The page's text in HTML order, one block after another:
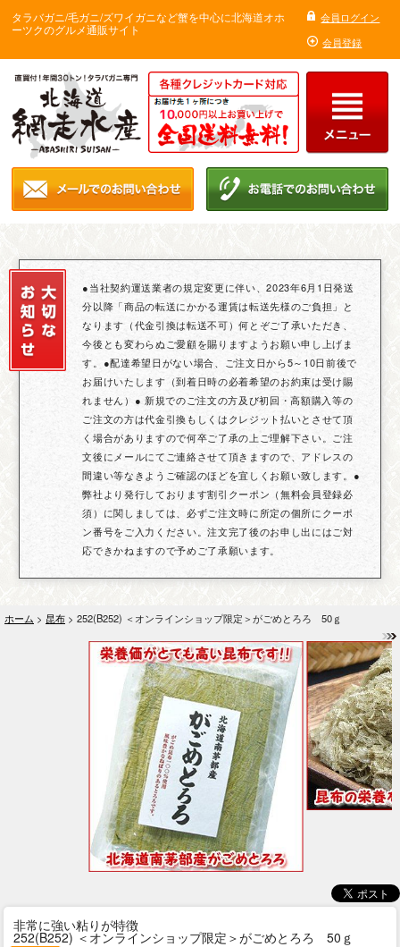
タラバガニ/毛ガニ/ズワイガニなど蟹を中心に北海道オホ
ーツクのグルメ通販サイト
会員ログイン
会員登録
●当社契約運送業者の規定変更に伴い、2023年6月1日発送
分以降「商品の転送にかかる運賃は転送先様のご負担」と
なります（代金引換は転送不可）何とぞご了承いただき、
今後とも変わらぬご愛顧を賜りますようお願い申し上げま
す。●配達希望日がない場合、ご注文日から5～10日前後で
お届けいたします（到着日時の必着希望のお約束は受け賜
れません）● 新規でのご注文の方及び初回・高額購入等の
ご注文の方は代金引換もしくはクレジット払いとさせて頂
く場合がありますので何卒ご了承の上ご理解下さい。ご注
文後にメールにてご連絡させて頂きますので、アドレスの
間違い等なきようご確認のほどを宜しくお願い致します。●
弊社より発行しております割引クーポン（無料会員登録必
須）に関しましては、必ずご注文時に所定の個所にクーポ
ン番号をご入力ください。注文完了後のお申し出にはご対
応できかねますので予めご了承願います。
ホーム > 昆布 > 252(B252) ＜オンラインショップ限定＞がごめとろろ 50ｇ
非常に強い粘りが特徴
252(B252) ＜オンラインショップ限定＞がごめとろろ 50ｇ